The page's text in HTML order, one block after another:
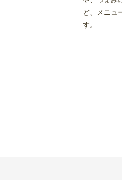
ど、メニュ
す。